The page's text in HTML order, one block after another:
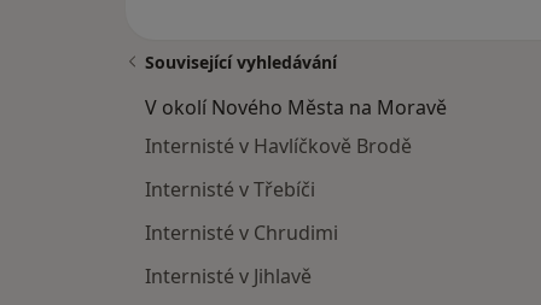
Související vyhledávání
V okolí Nového Města na Moravě
Internisté v Havlíčkově Brodě
Internisté v Třebíči
Internisté v Chrudimi
Internisté v Jihlavě